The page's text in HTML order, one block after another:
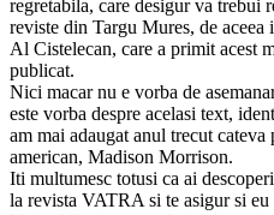
regretabila, care desigur va trebui
reviste din Targu Mures, de aceea
Al Cistelecan, care a primit acest
publicat.
Nici macar nu e vorba de
este vorba despre acelasi text,
am mai adaugat anul trecut
american, Madison Morrison.
Iti multumesc totusi ca ai
la revista VATRA si te asigur si eu